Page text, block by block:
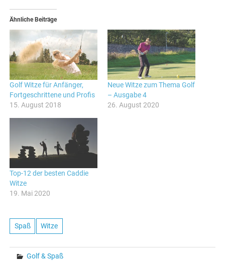
Ähnliche Beiträge
Golf Witze für Anfänger,
Fortgeschrittene und Profis
15. August 2018
Neue Witze zum Thema Golf
– Ausgabe 4
26. August 2020
Top-12 der besten Caddie
Witze
19. Mai 2020
Spaß Witze
Golf & Spaß